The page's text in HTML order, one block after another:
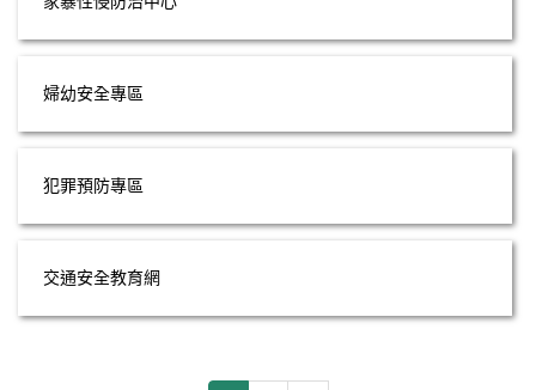
婦幼安全專區
犯罪預防專區
交通安全教育網